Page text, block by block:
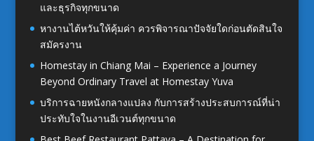
และธุรกิจทุกขนาด
หางานไต้หวันให้คุ้มค่า ควรพิจารณาปัจจัยใดก่อนตัดสินใจ
สมัครงาน
Homestay in Chiang Mai – Experience a Journey
Beyond Ordinary Travel at Homestay Yuva
บริการฉายหนังกลางแปลง กับการสร้างประสบการณ์ที่น่า
ประทับใจในงานอีเวนต์ทุกขนาด